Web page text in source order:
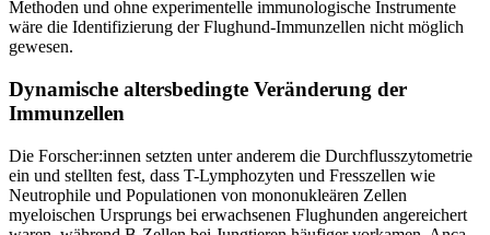
Methoden und ohne experimentelle immunologische Instrumente
wäre die Identifizierung der Flughund-Immunzellen nicht möglich
gewesen.
Dynamische altersbedingte Veränderung der
Immunzellen
Die Forscher:innen setzten unter anderem die Durchflusszytometrie
ein und stellten fest, dass T-Lymphozyten und Fresszellen wie
Neutrophile und Populationen von mononukleären Zellen
myeloischen Ursprungs bei erwachsenen Flughunden angereichert